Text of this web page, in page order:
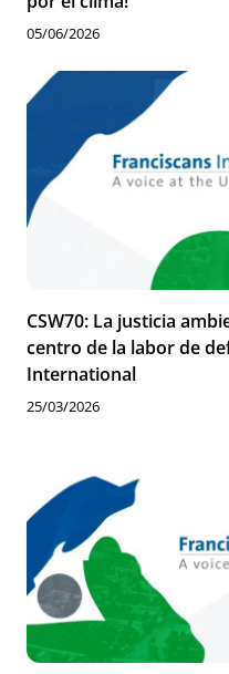
05/06/2026
CSW70: La justicia
centro de la labor de
International
25/03/2026